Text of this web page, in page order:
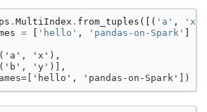
ps . MultiIndex . from_tuples ([( 'a' , 'x'
= 'hello' , 'pandas-on-Spark'
'x'),
'y')],
'pandas-on-Spark'])